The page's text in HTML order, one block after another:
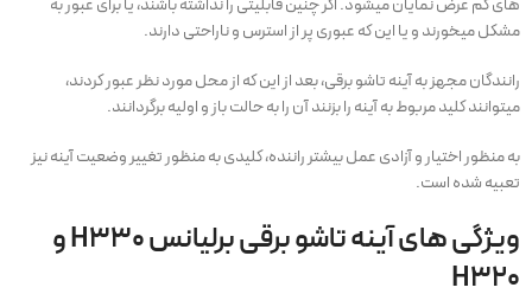
های کم عرض نمایان میشود. اگر چنین قابلیتی را نداشته باشند، یا برای عبور به
مشکل میخورند و یا این که عبوری پر از استرس و ناراحتی دارند.
رانندگان مجهز به آینه تاشو برقی، بعد از این که از محل مورد نظر عبور کردند،
میتوانند کلید مربوط به آینه را بزنند آن را به حالت باز و اولیه برگردانند.
به منظور اختیار و آزادی عمل بیشتر راننده، کلیدی به منظور تغییر وضعیت آینه نیز
تعبیه شده است.
ویژگی های آینه تاشو برقی برلیانس H330 و
H320